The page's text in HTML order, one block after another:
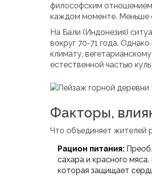
философским
каждом моменте. Меньше
На Бали (Индонезия)
вокруг 70-71 года.
климату,
естественной частью
Факторы,
Что объединяет жителей
Рацион питания:
сахара и красного
которая защищает